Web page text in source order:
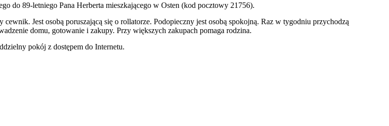
do 89-letniego Pana Herberta mieszkającego w Osten (kod pocztowy 21756).
cewnik. Jest osobą poruszającą się o rollatorze. Podopieczny jest osobą spokojną. Raz w tygodniu przychodzą
domu, gotowanie i zakupy. Przy większych zakupach pomaga rodzina.
pokój z dostępem do Internetu.